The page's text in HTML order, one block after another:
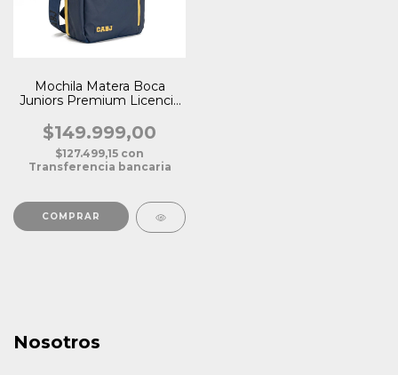
Mochila Matera Boca
Juniors Premium Licencia
$149.999,00
$127.499,15 con
Transferencia bancaria
Nosotros